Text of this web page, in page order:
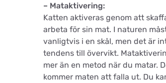
– Mataktivering:
Katten aktiveras genom att
arbeta för sin mat. I naturen
vanligtvis i en skål, men det är
tendens till övervikt.
mer än en metod när du matar.
kommer maten att falla ut. Du